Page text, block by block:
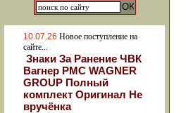
10.07.26 Новое поступление на
сайте...
Знаки За Ранение ЧВК
Вагнер РМС WAGNER
GROUP Полный
комплект Оригинал Не
вручёнка